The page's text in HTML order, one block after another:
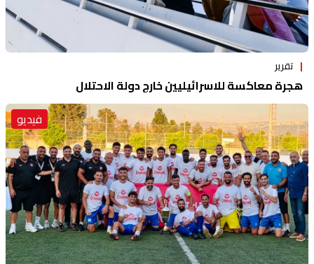
تقرير
هجرة معاكسة للاسرائيليين خارج دولة الاحتلال
فيديو